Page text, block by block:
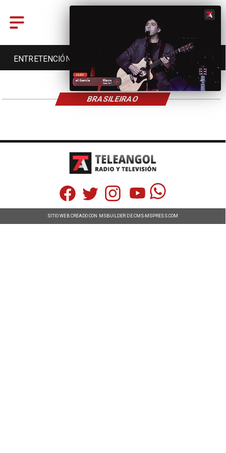
ENTRETENCIÓN DEPORTES CULTURA
BRASILEIRAO
SITIO WEB CREADO CON MSBUILDER DE CMS-MSPRESS.COM